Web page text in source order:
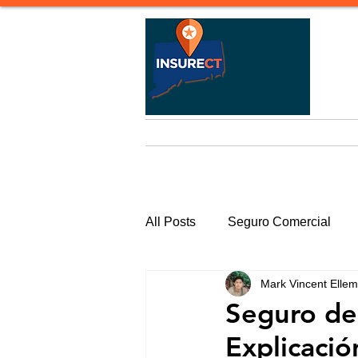
All Posts Seguro Comercial
Seguro
Mark Vincent